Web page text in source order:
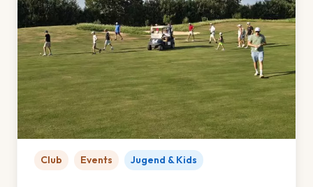
Club Events Jugend & Kids